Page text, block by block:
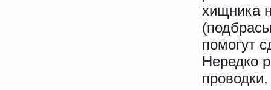
хищника
помогут
Нередко